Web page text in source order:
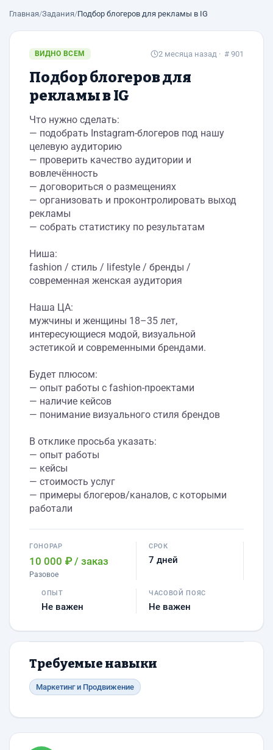
Главная/Задания/Подбор блогеров для рекламы в IG
ВИДНО ВСЕМ 2 месяца назад · # 901
Подбор блогеров для
рекламы в IG
Что нужно сделать:
— подобрать Instagram-блогеров под нашу
целевую аудиторию
— проверить качество аудитории и
вовлечённость
— договориться о размещениях
— организовать и проконтролировать выход
рекламы
— собрать статистику по результатам
Ниша:
fashion / стиль / lifestyle / бренды /
современная женская аудитория
Наша ЦА:
мужчины и женщины 18–35 лет,
интересующиеся модой, визуальной
эстетикой и современными брендами.
Будет плюсом:
— опыт работы с fashion-проектами
— наличие кейсов
— понимание визуального стиля брендов
В отклике просьба указать:
— опыт работы
— кейсы
— стоимость услуг
— примеры блогеров/каналов, с которыми
работали
ГОНОРАР
10 000 ₽ / заказ
Разовое
СРОК
7 дней
ОПЫТ
Не важен
ЧАСОВОЙ ПОЯС
Не важен
Требуемые навыки
Маркетинг и Продвижение